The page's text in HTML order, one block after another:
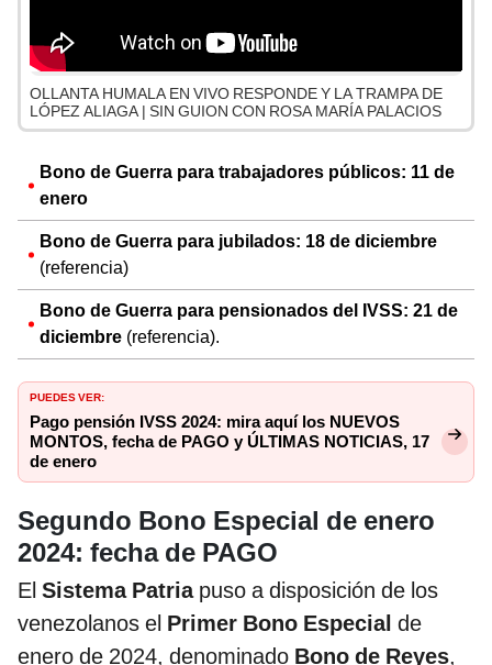
OLLANTA HUMALA EN VIVO RESPONDE Y LA TRAMPA DE
LÓPEZ ALIAGA | SIN GUION CON ROSA MARÍA PALACIOS
Bono de Guerra para trabajadores públicos: 11 de
enero
Bono de Guerra para jubilados: 18 de diciembre
(referencia)
Bono de Guerra para pensionados del IVSS: 21 de
diciembre (referencia).
PUEDES VER:
Pago pensión IVSS 2024: mira aquí los NUEVOS
MONTOS, fecha de PAGO y ÚLTIMAS NOTICIAS, 17
de enero
Segundo Bono Especial de enero
2024: fecha de PAGO
El Sistema Patriapuso a disposición de los
venezolanos el Primer Bono Especial de
enero de 2024, denominado Bono de Reyes,